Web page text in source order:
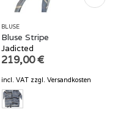
BLUSE
Bluse Stripe
Jadicted
219,00€
incl. VAT zzgl. Versandkosten